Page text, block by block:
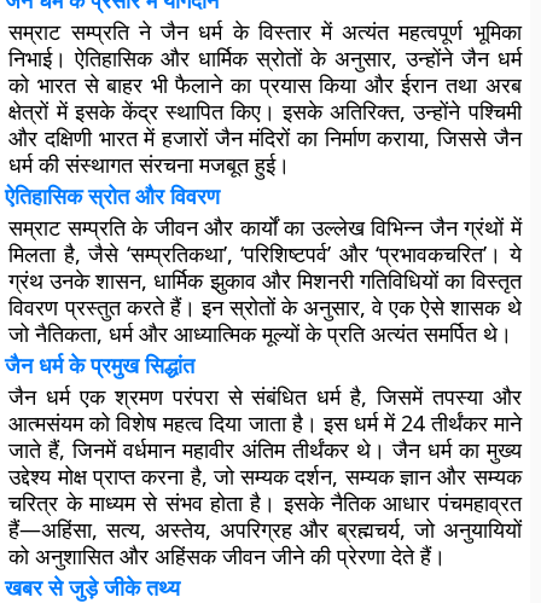
सम्राट सम्प्रति ने जैन धर्म के विस्तार में अत्यंत महत्वपूर्ण भूमिका
निभाई। ऐतिहासिक और धार्मिक स्रोतों के अनुसार, उन्होंने जैन धर्म
को भारत से बाहर भी फैलाने का प्रयास किया और ईरान तथा अरब
क्षेत्रों में इसके केंद्र स्थापित किए। इसके अतिरिक्त, उन्होंने पश्चिमी
और दक्षिणी भारत में हजारों जैन मंदिरों का निर्माण कराया, जिससे जैन
धर्म की संस्थागत संरचना मजबूत हुई।
ऐतिहासिक स्रोत और विवरण
सम्राट सम्प्रति के जीवन और कार्यों का उल्लेख विभिन्न जैन ग्रंथों में
मिलता है, जैसे ‘सम्प्रतिकथा’, ‘परिशिष्टपर्व’ और ‘प्रभावकचरित’। ये
ग्रंथ उनके शासन, धार्मिक झुकाव और मिशनरी गतिविधियों का विस्तृत
विवरण प्रस्तुत करते हैं। इन स्रोतों के अनुसार, वे एक ऐसे शासक थे
जो नैतिकता, धर्म और आध्यात्मिक मूल्यों के प्रति अत्यंत समर्पित थे।
जैन धर्म के प्रमुख सिद्धांत
जैन धर्म एक श्रमण परंपरा से संबंधित धर्म है, जिसमें तपस्या और
आत्मसंयम को विशेष महत्व दिया जाता है। इस धर्म में 24 तीर्थंकर माने
जाते हैं, जिनमें वर्धमान महावीर अंतिम तीर्थंकर थे। जैन धर्म का मुख्य
उद्देश्य मोक्ष प्राप्त करना है, जो सम्यक दर्शन, सम्यक ज्ञान और सम्यक
चरित्र के माध्यम से संभव होता है। इसके नैतिक आधार पंचमहाव्रत
हैं—अहिंसा, सत्य, अस्तेय, अपरिग्रह और ब्रह्मचर्य, जो अनुयायियों
को अनुशासित और अहिंसक जीवन जीने की प्रेरणा देते हैं।
खबर से जुड़े जीके तथ्य